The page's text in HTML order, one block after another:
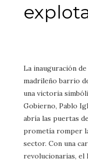
La inauguración de
madrileño barrio
una victoria
Gobierno, Pablo
abría las puertas
prometía romper
sector. Con una
revolucionarias, el